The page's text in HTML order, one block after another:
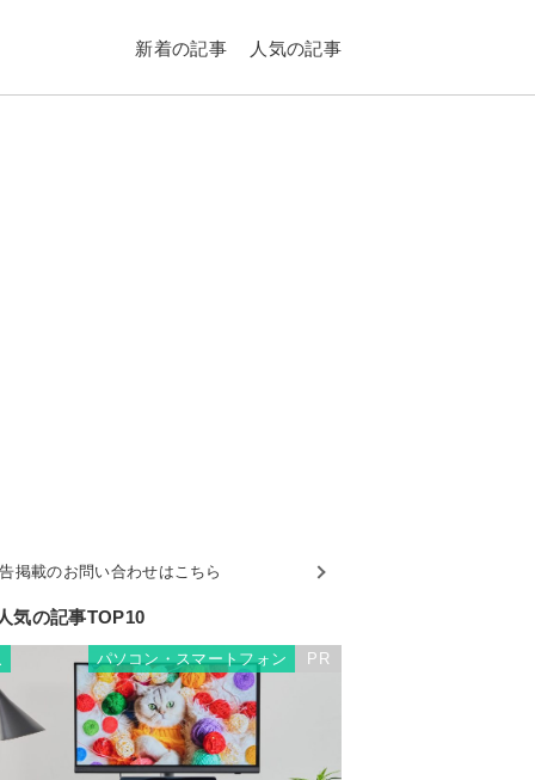
新着の記事 人気の記事
掲載のお問い合わせはこちら
気の記事TOP10
パソコン・スマートフォン PR